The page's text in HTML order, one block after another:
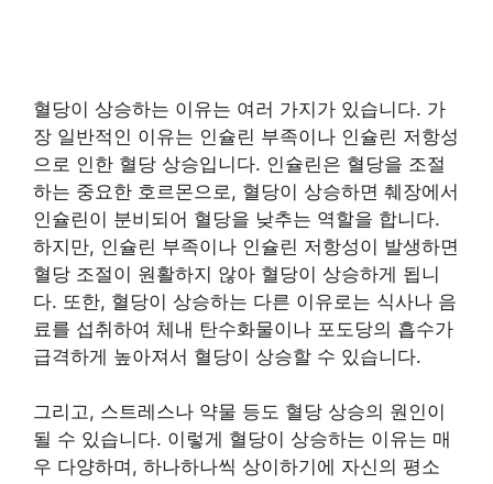
혈당이 상승하는 이유는 여러 가지가 있습니다. 가
장 일반적인 이유는 인슐린 부족이나 인슐린 저항성
으로 인한 혈당 상승입니다. 인슐린은 혈당을 조절
하는 중요한 호르몬으로, 혈당이 상승하면 췌장에서
인슐린이 분비되어 혈당을 낮추는 역할을 합니다.
하지만, 인슐린 부족이나 인슐린 저항성이 발생하면
혈당 조절이 원활하지 않아 혈당이 상승하게 됩니
다. 또한, 혈당이 상승하는 다른 이유로는 식사나 음
료를 섭취하여 체내 탄수화물이나 포도당의 흡수가
급격하게 높아져서 혈당이 상승할 수 있습니다.
그리고, 스트레스나 약물 등도 혈당 상승의 원인이
될 수 있습니다. 이렇게 혈당이 상승하는 이유는 매
우 다양하며, 하나하나씩 상이하기에 자신의 평소